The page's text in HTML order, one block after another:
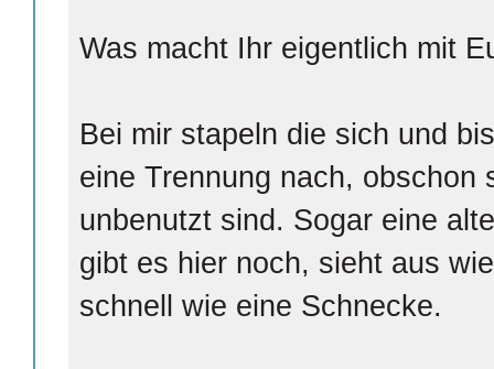
Was macht Ihr eigentlich mit
Bei mir stapeln die sich und
eine Trennung nach, obschon
unbenutzt sind. Sogar eine
gibt es hier noch, sieht aus
schnell wie eine Schnecke.